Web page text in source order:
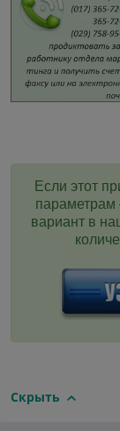
Если этот
параметрам
вариант в
Скрыть